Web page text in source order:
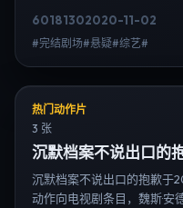
韩电视剧、韩剧全集、日剧
60181302020-11-02
#完结剧场#悬疑#综艺#
热门动作片
3 张
沉默档案不说出口的
沉默档案不说出口的抱歉于
动作向电视剧条目，魏斯·